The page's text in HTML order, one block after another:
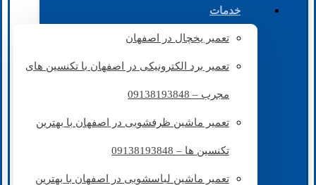
خدمات
تعمیر یخچال در اصفهان
تعمیر برد الکترونیکی در اصفهان با تکنسین های
مجرب – 09138193848
تعمیر ماشین ظرفشویی در اصفهان با بهترین
تکنسین ها – 09138193848
تعمیر ماشین لباسشویی در اصفهان با بهترین